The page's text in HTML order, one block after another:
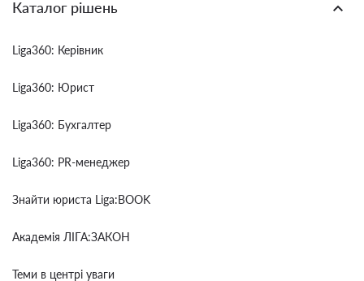
Каталог рішень
Liga360: Керівник
Liga360: Юрист
Liga360: Бухгалтер
Liga360: PR-менеджер
Знайти юриста Liga:BOOK
Академія ЛІГА:ЗАКОН
Теми в центрі уваги